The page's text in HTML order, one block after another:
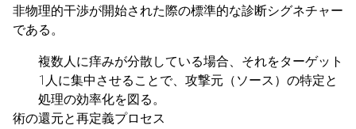
非物理的干渉が開始された際の標準的な診断シグネチャー
である。
複数人に痒みが分散している場合、それをターゲット
1人に集中させることで、攻撃元（ソース）の特定と
処理の効率化を図る。
術の還元と再定義プロセス